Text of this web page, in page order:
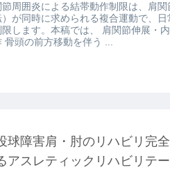
節周囲炎による結帯動作制限は、肩
）が同時に求められる複合運動で、
限します。本稿では、 肩関節伸展・
骨頭の前方移動を伴う ...
球障害肩・肘のリハビリ完
アスレティックリハビリテ